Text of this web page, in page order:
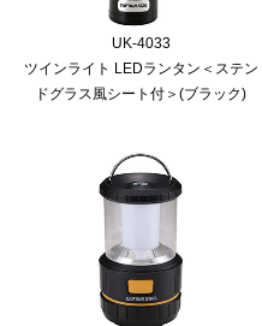
UK-4033
ツインライト LEDランタン＜ステン
ドグラス風シート付＞(ブラック)